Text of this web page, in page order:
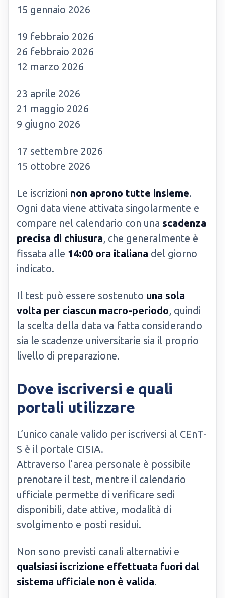
15 gennaio 2026
19 febbraio 2026
26 febbraio 2026
12 marzo 2026
23 aprile 2026
21 maggio 2026
9 giugno 2026
17 settembre 2026
15 ottobre 2026
Le iscrizioni non aprono tutte insieme.
Ogni data viene attivata singolarmente e
compare nel calendario con una scadenza
precisa di chiusura, che generalmente è
fissata alle 14:00 ora italiana del giorno
indicato.
Il test può essere sostenuto una sola
volta per ciascun macro-periodo, quindi
la scelta della data va fatta considerando
sia le scadenze universitarie sia il proprio
livello di preparazione.
Dove iscriversi e quali
portali utilizzare
L’unico canale valido per iscriversi al CEnT-
S è il portale CISIA.
Attraverso l’area personale è possibile
prenotare il test, mentre il calendario
ufficiale permette di verificare sedi
disponibili, date attive, modalità di
svolgimento e posti residui.
Non sono previsti canali alternativi e
qualsiasi iscrizione effettuata fuori dal
sistema ufficiale non è valida.